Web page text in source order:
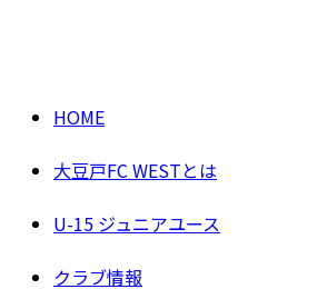
HOME
大豆戸FC WESTとは
U-15 ジュニアユース
クラブ情報